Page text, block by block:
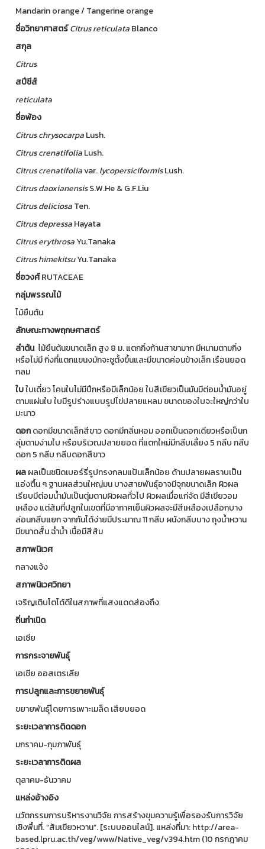
Mandarin orange / Tangerine orange
ชื่อวิทยาศาสตร์CitrusreticulataBlanco
สกุล
Citrus
สปีชีส์
reticulata
ชื่อพ้อง
CitruschrysocarpaLush.
CitruscrenatifoliaLush.
Citruscrenatifoliavar.lycopersiciformisLush.
CitrusdaoxianensisS.W.He & G.F.Liu
CitrusdeliciosaTen.
CitrusdepressaHayata
CitruserythrosaYu.Tanaka
CitrushimekitsuYu.Tanaka
ชื่อวงศ์RUTACEAE
กลุ่มพรรณไม้
ไม้ยืนต้น
ลักษณะทางพฤกษศาสตร์
ลำต้น ไม้ยืนต้นขนาดเล็ก สูง 8 ม. แตกกิ่งก้านสาขามาก มีหนามตามกิ่ง
หรือไม่มี กิ่งที่แตกแขนงมักจะชูตั้งขึ้นและมีขนาดค่อนข้างเล็ก เรือนยอด
กลม
ใบใบเดี่ยว โคนใบไม่มีปีกหรือมีเล็กน้อย ใบสีเขียวเป็นมันมีต่อมน้ำมันอยู่
ตามแผ่นใบ ใบมีรูปร่างแบบรูปไข่ปลายแหลม ขนาดของใบจะใหญ่กว่าใบ
มะนาว
ดอกดอกมีขนาดเล็กสีขาว ดอกมีกลิ่นหอม ออกเป็นดอกเดียวหรือเป็นก
ลุ่มตามง่ามใบ หรือบริเวณปลายยอด ที่แตกใหม่มีกลีบเลี้ยง 5 กลีบ กลีบ
ดอก 5 กลีบ กลีบดอกสีขาว
ผลผลเป็นชนิดเบอร์รี่รูปทรงกลมแป้นเล็กน้อย ด้านปลายผลราบเป็น
แอ่งตื้น ๆ ฐานผลส่วนใหญ่มน บางสายพันธุ์อาจมีจุกขนาดเล็ก ผิวผล
เรียบมีต่อมน้ำมันเป็นตุ่มตามผิวผลทั่วไป ผิวผลเมื่อแก่จัด มีสีเขียวอม
เหลือง แต่ส้มที่ปลูกในเขตที่มีอากาศเย็นผิวผลจะมีสีเหลืองเปลือกบาง
ล่อนกลีบแยก จากกันได้ง่ายมีประมาณ 11 กลีบ ผนังกลีบบาง ถุงน้ำหวาน
มีขนาดสั้น ฉ่ำน้ำ เนื้อมีสีส้ม
สภาพนิเวศ
กลางแจ้ง
สภาพนิเวศวิทยา
เจริญเติบโตได้ดีในสภาพที่แสงแดดส่องถึง
ถิ่นกำเนิด
เอเชีย
การกระจายพันธุ์
เอเชีย ออสเตรเลีย
การปลูกและการขยายพันธุ์
ขยายพันธุ์โดยการเพาะเมล็ด เสียบยอด
ระยะเวลาการติดดอก
มกราคม-กุมภาพันธุ์
ระยะเวลาการติดผล
ตุลาคม-ธันวาคม
แหล่งอ้างอิง
นวัตกรรมการบริหารงานวิจัย การสร้างขุมความรู้เพื่อรองรับการวิจัย
เชิงพื้นที่. “ส้มเขียวหวาน”. [ระบบออนไลน์]. แหล่งที่มา: http://area-
based.lpru.ac.th/veg/www/Native_veg/v394.htm (10 กรกฎาคม